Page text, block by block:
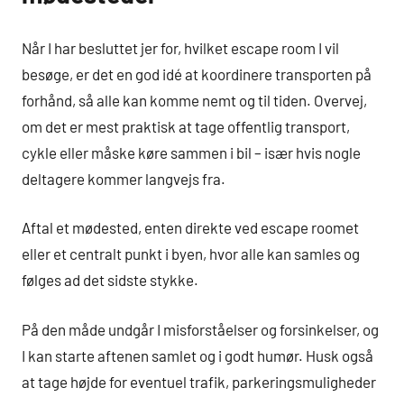
Når I har besluttet jer for, hvilket escape room I vil
besøge, er det en god idé at koordinere transporten på
forhånd, så alle kan komme nemt og til tiden. Overvej,
om det er mest praktisk at tage offentlig transport,
cykle eller måske køre sammen i bil – især hvis nogle
deltagere kommer langvejs fra.
Aftal et mødested, enten direkte ved escape roomet
eller et centralt punkt i byen, hvor alle kan samles og
følges ad det sidste stykke.
På den måde undgår I misforståelser og forsinkelser, og
I kan starte aftenen samlet og i godt humør. Husk også
at tage højde for eventuel trafik, parkeringsmuligheder